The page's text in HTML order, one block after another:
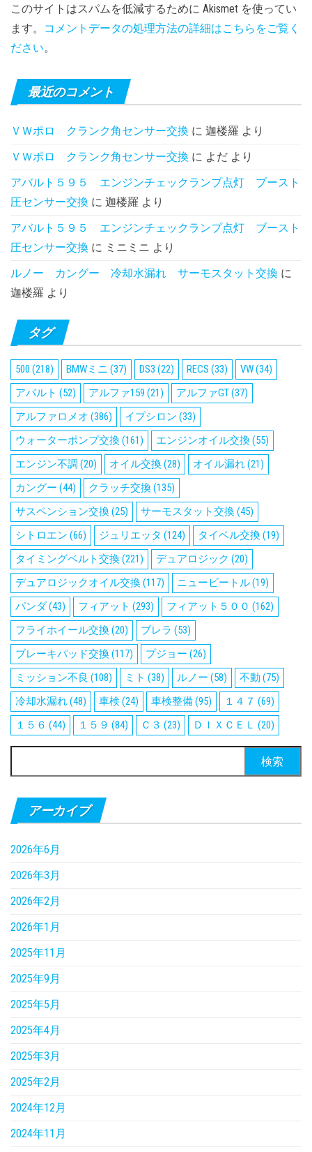
このサイトはスパムを低減するために Akismet を使ってい
ます。
コメントデータの処理方法の詳細はこちらをご覧く
ださい。
最近のコメント
ＶＷポロ クランク角センサー交換 に 迦楼羅 より
ＶＷポロ クランク角センサー交換 に よだ より
アバルト５９５ エンジンチェックランプ点灯 ブースト
圧センサー交換 に 迦楼羅 より
アバルト５９５ エンジンチェックランプ点灯 ブースト
圧センサー交換 に ミニミニ より
ルノー カングー 冷却水漏れ サーモスタット交換 に
迦楼羅 より
タグ
500 (218) BMWミニ (37) DS3 (22) RECS (33) VW(34)
アバルト (52) アルファ159 (21) アルファGT(37)
アルファロメオ (386) イプシロン (33)
ウォーターポンプ交換(161) エンジンオイル交換(55)
エンジン不調 (20) オイル交換(28) オイル漏れ(21)
カングー (44) クラッチ交換(135)
サスペンション交換(25) サーモスタット交換(45)
シトロエン (66) ジュリエッタ (124) タイベル交換(19)
タイミングベルト交換(221) デュアロジック (20)
デュアロジックオイル交換(117) ニュービートル(19)
パンダ(43) フィアット (293) フィアット５００ (162)
フライホイール交換(20) ブレラ (53)
ブレーキパッド交換(117) プジョー (26)
ミッション不良 (108) ミト (38) ルノー (58) 不動 (75)
冷却水漏れ(48) 車検 (24) 車検整備(95) １４７ (69)
１５６ (44) １５９ (84) Ｃ３ (23) ＤＩＸＣＥＬ (20)
索:
アーカイブ
2026年6月
2026年3月
2026年2月
2026年1月
2025年11月
2025年9月
2025年5月
2025年4月
2025年3月
2025年2月
2024年12月
2024年11月